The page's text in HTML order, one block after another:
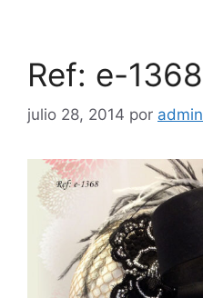
Ref: e-1368
julio 28, 2014 por admin